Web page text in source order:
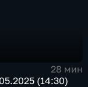
28 мин
(14:30)